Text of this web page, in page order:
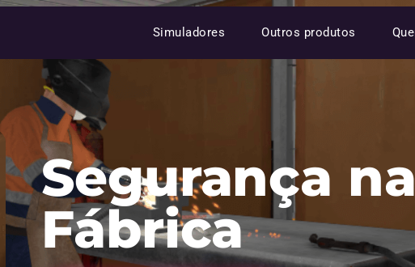
Simuladores Outros produtos
Segurança na
Fábrica